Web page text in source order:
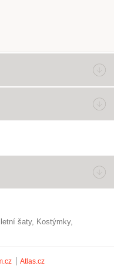
letní šaty
kostýmky
Atlas.cz